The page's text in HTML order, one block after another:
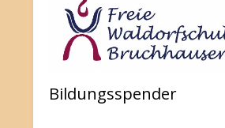
Bildungsspender